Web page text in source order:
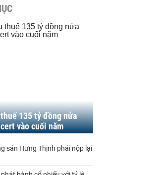
135 tỷ đồng nửa
vào cuối năm
sản Hưng Thịnh phải nộp lại